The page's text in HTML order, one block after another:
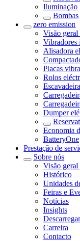
Iluminação
Bombas
zero emission
Visão geral
Vibradores
Alisadora
Placas
Rolos
Dumper
Economia
BatteryOne
Prestação de
Sobre nós
Visão geral
Histórico
Unidades
Feiras e
Notícias
Insights
Carreira
Contacto